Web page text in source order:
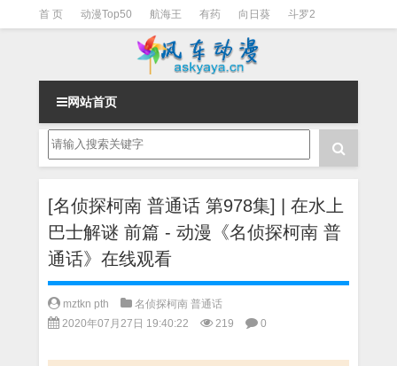
首 页 动漫Top50 航海王 有药 向日葵 斗罗2
一拳超人 柯南 阴阳师
网站首页
[名侦探柯南 普通话 第978集] | 在水上
巴士解谜 前篇 - 动漫《名侦探柯南 普
通话》在线观看
mztkn pth
名侦探柯南 普通话
2020年07月27日 19:40:22
219 0